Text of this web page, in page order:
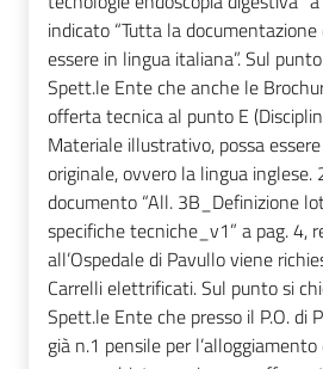
indicato “Tutta la
essere in lingua italiana”. Sul
Spett.le Ente che anche le
offerta tecnica al punto E
Materiale illustrativo, possa
originale, ovvero la lingua inglese.
documento “All. 3B_Definizione
specifiche tecniche_v1” a pag. 4,
all’Ospedale di Pavullo viene
Carrelli elettrificati. Sul punto si
Spett.le Ente che presso il P.O. di
già n.1 pensile per